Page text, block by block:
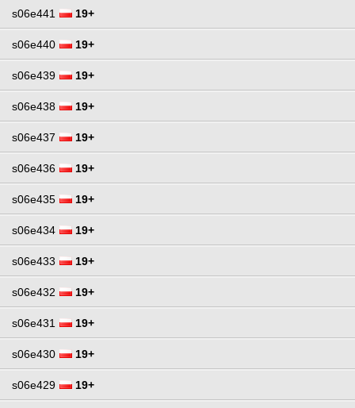
s06e441 19+
s06e440 19+
s06e439 19+
s06e438 19+
s06e437 19+
s06e436 19+
s06e435 19+
s06e434 19+
s06e433 19+
s06e432 19+
s06e431 19+
s06e430 19+
s06e429 19+